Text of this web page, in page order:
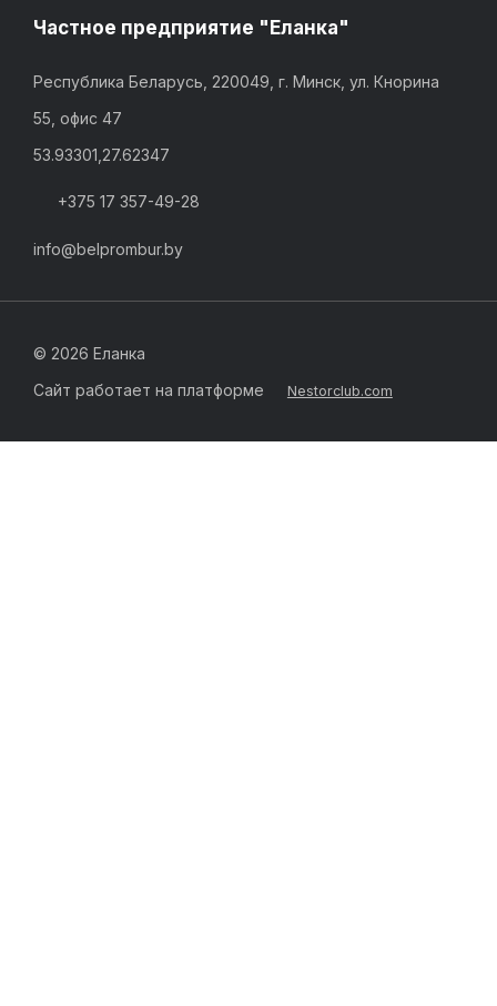
Частное предприятие "Еланка"
Республика Беларусь, 220049, г. Минск, ул. Кнорина
55, офис 47
53.93301,27.62347
+375 17 357-49-28
info@belprombur.by
© 2026 Еланка
Сайт работает на платформе
Nestorclub.com